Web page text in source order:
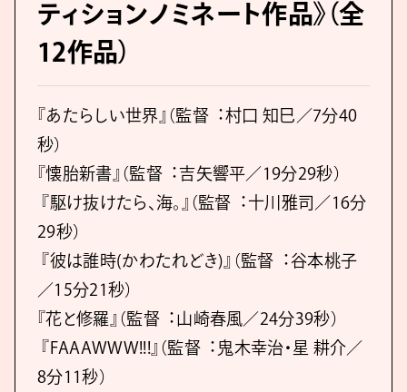
ティションノミネート作品》（全
12作品）
『あたらしい世界』（監督︓村⼝ 知⺒／7分40
秒）
『懐胎新書』（監督︓吉⽮響平／19分29秒）
『駆け抜けたら、海。』（監督︓⼗川雅司／16分
29秒）
『彼は誰時(かわたれどき)』（監督︓⾕本桃⼦
／15分21秒）
『花と修羅』（監督︓⼭崎春⾵／24分39秒）
『FAAAWWW!!!』（監督︓⻤⽊幸治・星 耕介／
8分11秒）